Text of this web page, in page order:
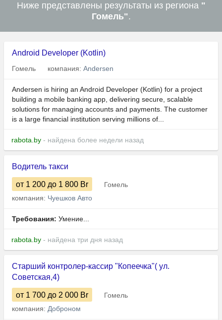
Ниже представлены результаты из региона "
Гомель".
Android Developer (Kotlin)
Гомель компания: Andersen
Andersen is hiring an Android Developer (Kotlin) for a project
building a mobile banking app, delivering secure, scalable
solutions for managing accounts and payments. The customer
is a large financial institution serving millions of...
rabota.by - найдена более недели назад
Водитель такси
от 1 200 до 1 800 Br
Гомель
компания: Чуешков Авто
Требования: Умение...
rabota.by - найдена три дня назад
Старший контролер-кассир "Копеечка"( ул.
Советская,4)
от 1 700 до 2 000 Br
Гомель
компания: Доброном